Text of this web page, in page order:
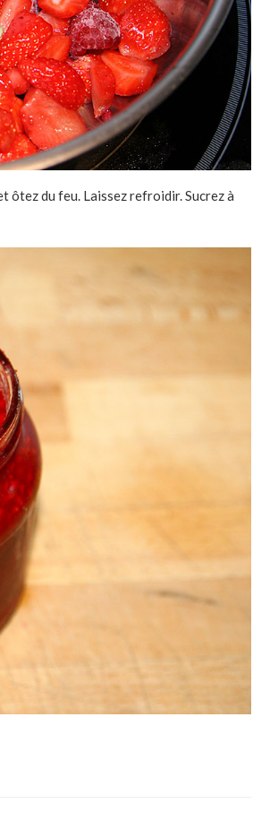
ôtez du feu. Laissez refroidir. Sucrez à